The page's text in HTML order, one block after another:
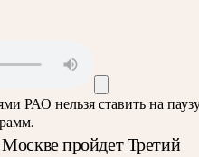
РАО нельзя ставить на
пройдет Третий